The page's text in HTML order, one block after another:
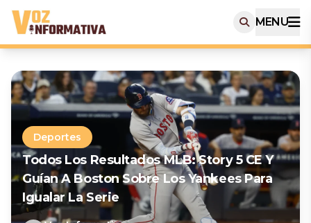
MENU
Deportes
Todos Los Resultados MLB: Story 5 CE Y
Guían A Boston Sobre Los Yankees Para
Igualar La Serie